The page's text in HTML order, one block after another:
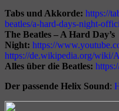
Tabs und Akkorde: https://
beatles/a-hard-days-night-
The Beatles – A Hard Day’s
Night: https://
https://de.wikipedia.org/wiki/
Alles über die Beatles:
Der passende Helix Sound: